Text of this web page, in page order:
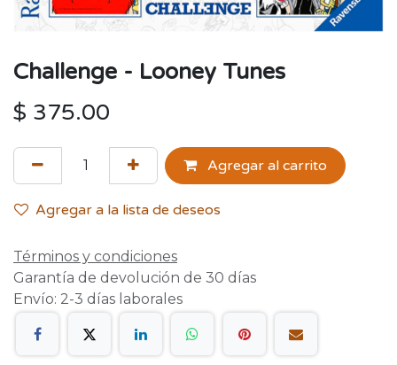
Challenge - Looney Tunes
$ 375.00
Agregar al carrito
Agregar a la lista de deseos
Términos y condiciones
Garantía de devolución de 30 días
Envío: 2-3 días laborales